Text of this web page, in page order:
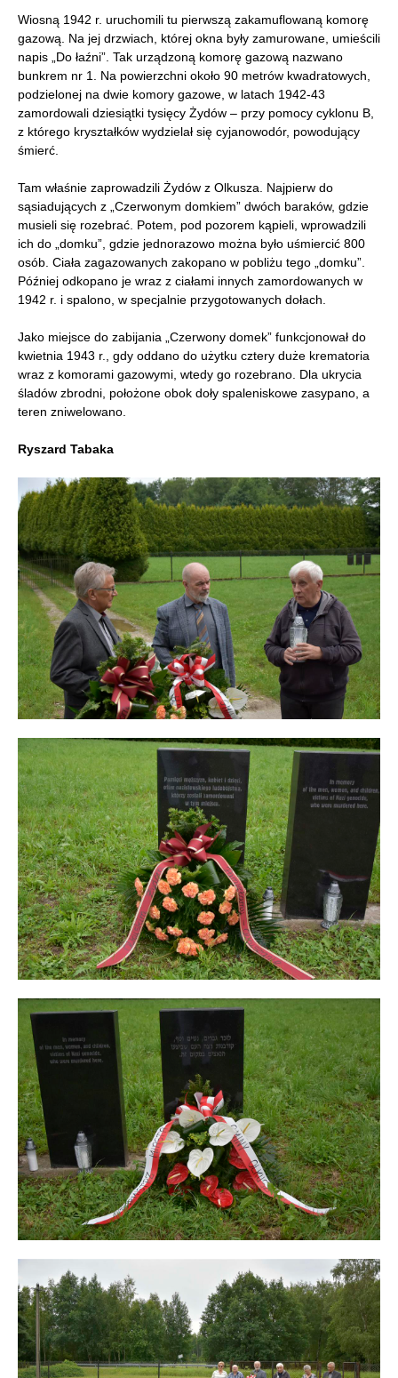
Wiosną 1942 r. uruchomili tu pierwszą zakamuflowaną komorę
gazową. Na jej drzwiach, której okna były zamurowane, umieścili
napis „Do łaźni”. Tak urządzoną komorę gazową nazwano
bunkrem nr 1. Na powierzchni około 90 metrów kwadratowych,
podzielonej na dwie komory gazowe, w latach 1942-43
zamordowali dziesiątki tysięcy Żydów – przy pomocy cyklonu B,
z którego kryształków wydzielał się cyjanowodór, powodujący
śmierć.
Tam właśnie zaprowadzili Żydów z Olkusza. Najpierw do
sąsiadujących z „Czerwonym domkiem” dwóch baraków, gdzie
musieli się rozebrać. Potem, pod pozorem kąpieli, wprowadzili
ich do „domku”, gdzie jednorazowo można było uśmiercić 800
osób. Ciała zagazowanych zakopano w pobliżu tego „domku”.
Później odkopano je wraz z ciałami innych zamordowanych w
1942 r. i spalono, w specjalnie przygotowanych dołach.
Jako miejsce do zabijania „Czerwony domek” funkcjonował do
kwietnia 1943 r., gdy oddano do użytku cztery duże krematoria
wraz z komorami gazowymi, wtedy go rozebrano. Dla ukrycia
śladów zbrodni, położone obok doły spaleniskowe zasypano, a
teren zniwelowano.
Ryszard Tabaka